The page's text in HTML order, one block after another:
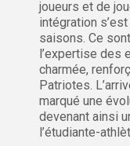
joueurs et de
intégration
saisons. Ce
l’expertise des
charmée,
Patriotes.
marqué une
devenant ainsi
l’étudiante-